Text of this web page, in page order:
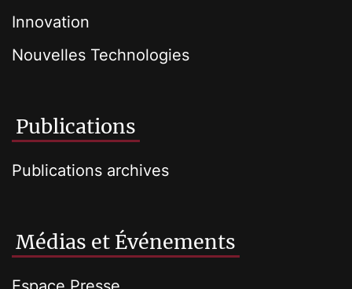
Innovation
Nouvelles Technologies
Publications
Publications archives
Médias et Événements